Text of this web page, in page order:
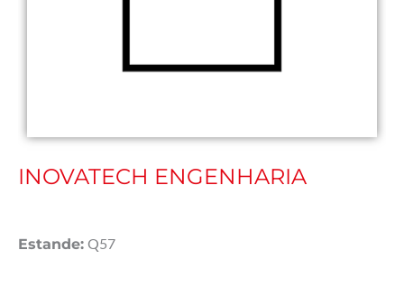
INOVATECH ENGENHARIA
Estande: Q57